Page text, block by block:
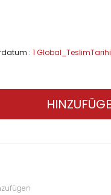
: 1 Global_TeslimTarihi